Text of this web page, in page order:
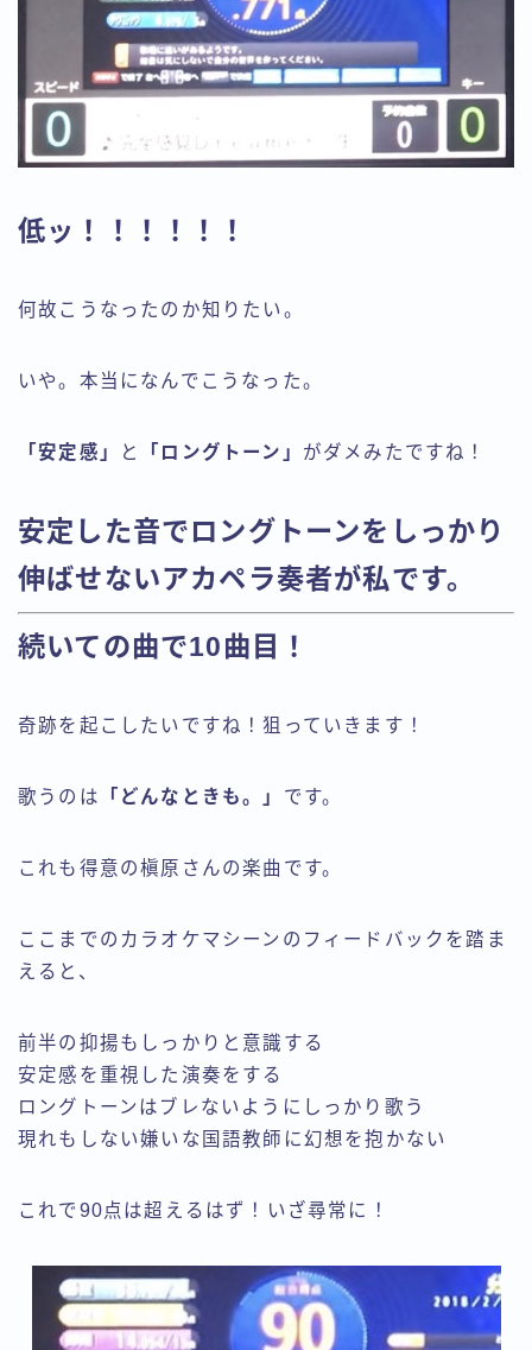
低ッ！！！！！！
何故こうなったのか知りたい。
いや。本当になんでこうなった。
「安定感」 と 「ロングトーン」 がダメみたですね！
安定した音でロングトーンをしっかり
伸ばせないアカペラ奏者が私です。
続いての曲で10曲目！
奇跡を起こしたいですね！狙っていきます！
歌うのは 「どんなときも。」 です。
これも得意の槇原さんの楽曲です。
ここまでのカラオケマシーンのフィードバックを踏ま
えると、
前半の抑揚もしっかりと意識する
安定感を重視した演奏をする
ロングトーンはブレないようにしっかり歌う
現れもしない嫌いな国語教師に幻想を抱かない
これで90点は超えるはず！いざ尋常に！